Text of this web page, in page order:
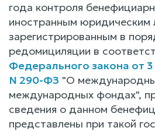
года контроля
иностранным юридическим
зарегистрированным в
редомициляции в
Федерального закона от 3
N 290-ФЗ "О
международных фондах",
сведения о данном
представлены при такой